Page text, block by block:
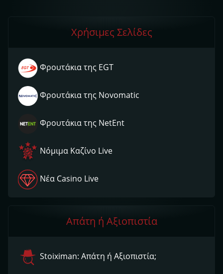
Χρήσιμες Σελίδες
Φρουτάκια της EGT
Φρουτάκια της Novomatic
Φρουτάκια της NetEnt
Νόμιμα Kαζίνο Live
Νέα Casino Live
Απάτη ή Αξιοπιστία
Stoiximan: Απάτη ή Αξιοπιστία;